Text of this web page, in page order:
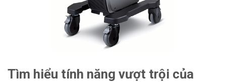
Tìm hiểu tính năng vượt trội của